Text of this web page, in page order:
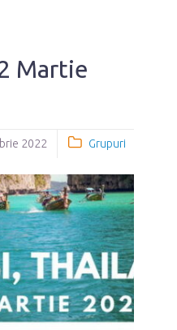
Martie
2022 Grupuri